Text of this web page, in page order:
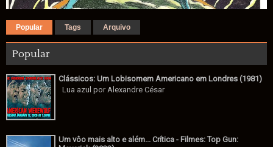
Popular Tags Arquivo
Popular
Clássicos: Um Lobisomem Americano em Londres (1981)
Lua azul por Alexandre César
Um vôo mais alto e além... Crítica - Filmes: Top Gun: